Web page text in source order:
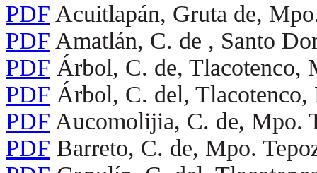
PDF Acuitlapán, Gruta de,
PDF Amatlán, C. de , Santo
PDF Árbol, C. de, Tlacotenco,
PDF Árbol, C. del, Tlacotenco,
PDF Aucomolijia, C. de, Mpo.
PDF Barreto, C. de, Mpo.